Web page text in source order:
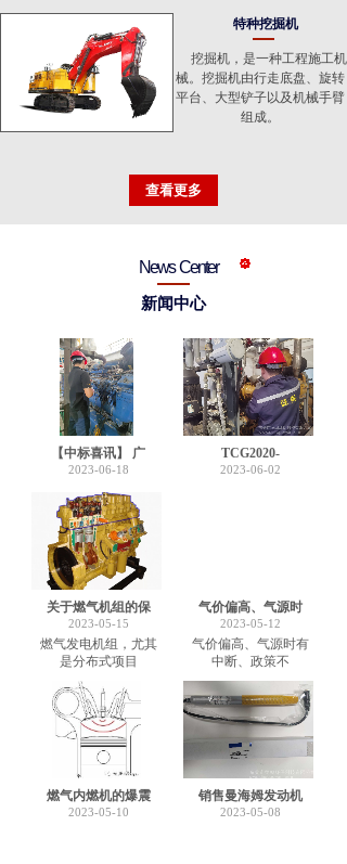
特种挖掘机
挖掘机，是一种工程施工机
械。挖掘机由行走底盘、旋转
平台、大型铲子以及机械手臂
组成。
查看更多
News Center
新闻中心
【中标喜讯】 广
2023-06-18
TCG2020-
2023-06-02
关于燃气机组的保
2023-05-15
燃气发电机组，尤其
是分布式项目
气价偏高、气源时
2023-05-12
气价偏高、气源时有
中断、政策不
燃气内燃机的爆震
2023-05-10
销售曼海姆发动机
2023-05-08